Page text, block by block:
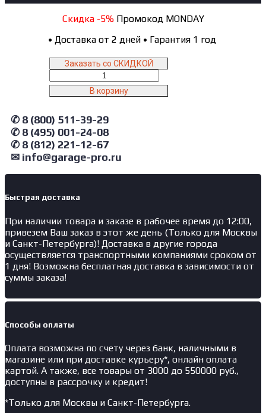
Скидка -5%Промокод MONDAY
• Доставка от 2 дней • Гарантия 1 год
Заказать со СКИДКОЙ
товара
TG-
AE&T
Вентилятор
для
отвода
выхлопных
газов
В корзину
✆ 8 (800) 511-39-29
✆ 8 (495) 001-24-08
✆ 8 (812) 221-12-67
✉ info@garage-pro.ru
Быстрая доставка
При наличии товара и заказе в рабочее время до 12:00,
привезем Ваш заказ в этот же день (Только для Москвы
и Санкт-Петербурга)! Доставка в другие города
осуществляется транспортными компаниями сроком от
1 дня! Возможна бесплатная доставка в зависимости от
суммы заказа!
Способы оплаты
Оплата возможна по счету через банк, наличными в
магазине или при доставке курьеру*, онлайн оплата
картой. А также, все товары от 3000 до 550000 руб.,
доступны в рассрочку и кредит!
*Только для Москвы и Санкт-Петербурга.